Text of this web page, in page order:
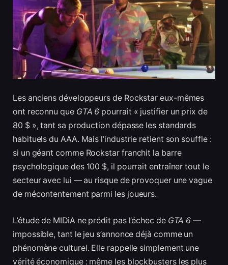
Les anciens développeurs de Rockstar eux-mêmes
ont reconnu que GTA 6 pourrait « justifier un prix de
80 $ », tant sa production dépasse les standards
habituels du AAA. Mais l’industrie retient son souffle :
si un géant comme Rockstar franchit la barre
psychologique des 100 $, il pourrait entraîner tout le
secteur avec lui — au risque de provoquer une vague
de mécontentement parmi les joueurs.
L’étude de MIDiA ne prédit pas l’échec de GTA 6 —
impossible, tant le jeu s’annonce déjà comme un
phénomène culturel. Elle rappelle simplement une
vérité économique : même les blockbusters les plus